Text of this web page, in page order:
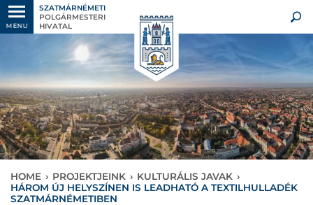
MENU
SZATMÁRNÉMETI
POLGÁRMESTERI
HIVATAL
HOME › PROJEKTJEINK › KULTURÁLIS JAVAK ›
HÁROM ÚJ HELYSZÍNEN IS LEADHATÓ A TEXTILHULLADÉK
SZATMÁRNÉMETIBEN